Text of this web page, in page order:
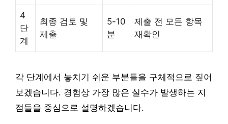
4
단
계
최종 검토 및
제출
5-10
분
제출 전 모든 항목
재확인
각 단계에서 놓치기 쉬운 부분들을 구체적으로 짚어
보겠습니다. 경험상 가장 많은 실수가 발생하는 지
점들을 중심으로 설명하겠습니다.